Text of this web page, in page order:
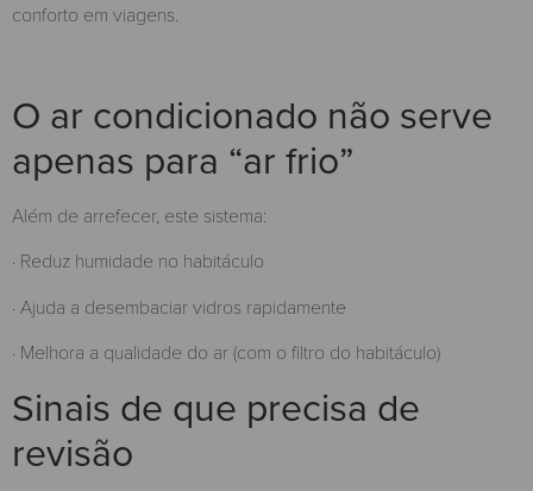
conforto em viagens.
O ar condicionado não serve
apenas para “ar frio”
Além de arrefecer, este sistema:
· Reduz humidade no habitáculo
· Ajuda a desembaciar vidros rapidamente
· Melhora a qualidade do ar (com o filtro do habitáculo)
Sinais de que precisa de
revisão